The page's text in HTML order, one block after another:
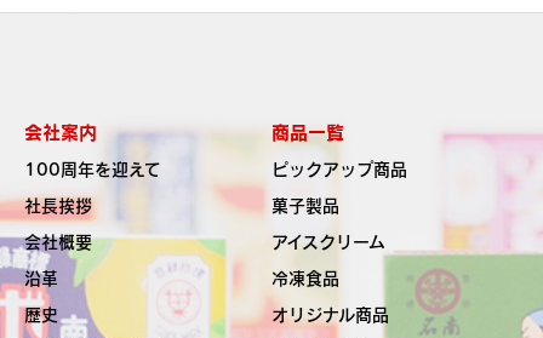
会社案内
100周年を迎えて
社長挨拶
会社概要
沿革
歴史
商品一覧
ピックアップ商品
菓子製品
アイスクリーム
冷凍食品
オリジナル商品